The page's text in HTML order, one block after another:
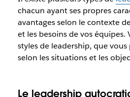
chacun ayant ses propres
avantages selon le contexte
et les besoins de vos équipes.
styles de leadership, que
selon les situations et les
Le leadership